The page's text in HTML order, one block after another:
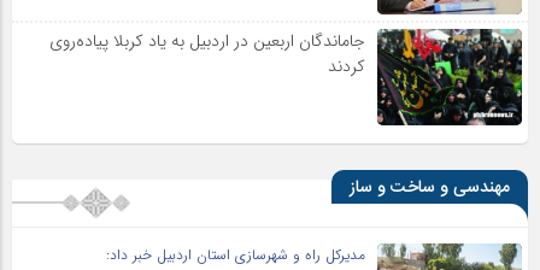
جاماندگان اربعین در اردبیل به یاد کربلا پیاده‌روی
کردند
مهندسی و ساخت و ساز
مدیرکل راه و شهرسازی استان اردبیل خبر داد: